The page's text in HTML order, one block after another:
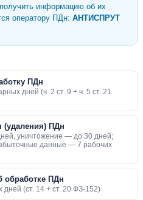
информацию об их
оператору ПДн: АНТИСПРУТ
ПДн
дней (ч. 2 ст. 9 + ч. 5 ст. 21
(удаления) ПДн
уничтожение — до 30 дней;
данные — 7 рабочих
ПДн
(ст. 14 + ст. 20 ФЗ-152)